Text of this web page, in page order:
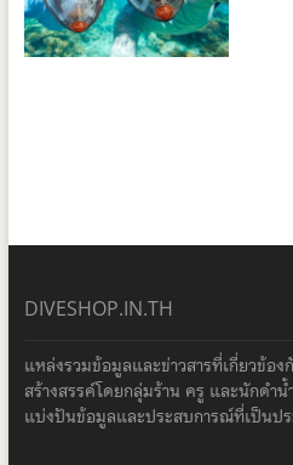
DIVESHOP.IN.TH
แหล่งรวมข้อมูลและข่าวสารที่เกี่ยวข้อ
สร้างสรรค์โดยกลุ่มร้าน ครู และนักดำ
แบ่งปันข้อมูลและประสบการณ์ที่เป็นป